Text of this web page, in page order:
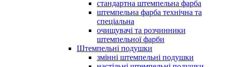
стандартна штемпельна фарба
штемпельна фарба технічна та
спеціальна
очищувачі та розчинники
штемпельної фарби
Штемпельні подушки
змінні штемпельні подушки